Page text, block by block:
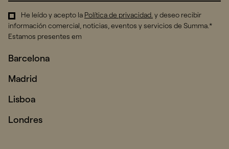
He leído y acepto la Política de privacidad. y deseo recibir
información comercial, noticias, eventos y servicios de Summa.*
Estamos presentes em
Barcelona
Madrid
Lisboa
Londres